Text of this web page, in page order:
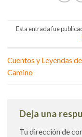
Esta entrada fue
Cuentos y Leyendas
Camino
Deja una
Tu dirección de